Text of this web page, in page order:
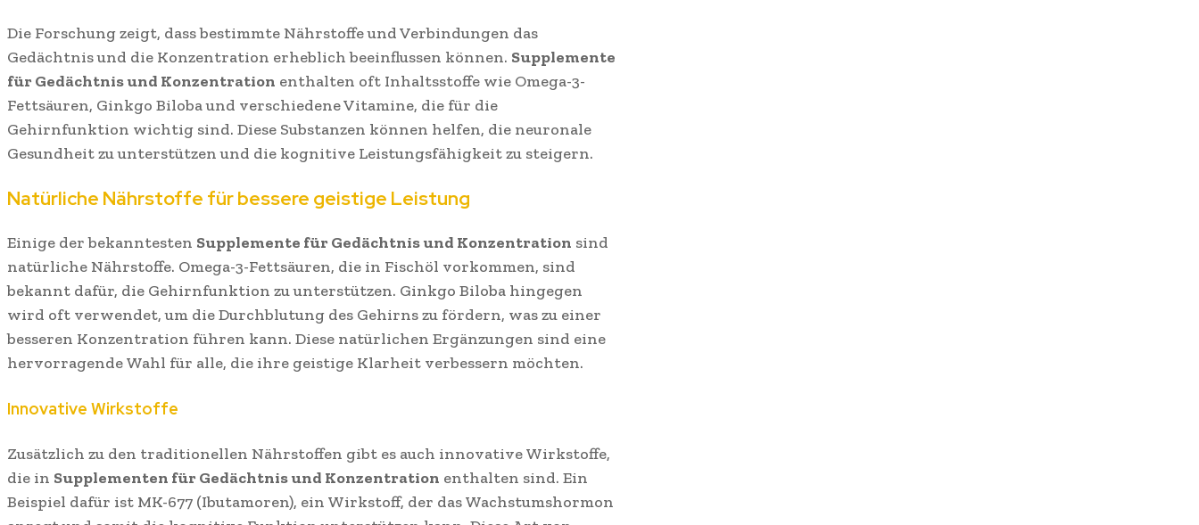
Die Forschung zeigt, dass bestimmte Nährstoffe und Verbindungen das
Gedächtnis und die Konzentration erheblich beeinflussen können. Supplemente
für Gedächtnis und Konzentration enthalten oft Inhaltsstoffe wie Omega-3-
Fettsäuren, Ginkgo Biloba und verschiedene Vitamine, die für die
Gehirnfunktion wichtig sind. Diese Substanzen können helfen, die neuronale
Gesundheit zu unterstützen und die kognitive Leistungsfähigkeit zu steigern.
Natürliche Nährstoffe für bessere geistige Leistung
Einige der bekanntesten Supplemente für Gedächtnis und Konzentration sind
natürliche Nährstoffe. Omega-3-Fettsäuren, die in Fischöl vorkommen, sind
bekannt dafür, die Gehirnfunktion zu unterstützen. Ginkgo Biloba hingegen
wird oft verwendet, um die Durchblutung des Gehirns zu fördern, was zu einer
besseren Konzentration führen kann. Diese natürlichen Ergänzungen sind eine
hervorragende Wahl für alle, die ihre geistige Klarheit verbessern möchten.
Innovative Wirkstoffe
Zusätzlich zu den traditionellen Nährstoffen gibt es auch innovative Wirkstoffe,
die in Supplementen für Gedächtnis und Konzentration enthalten sind. Ein
Beispiel dafür ist MK-677 (Ibutamoren), ein Wirkstoff, der das Wachstumshormon